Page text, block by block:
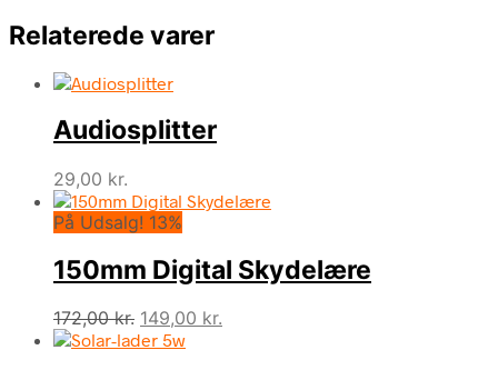
Relaterede varer
Audiosplitter
29,00 kr.
På Udsalg! 13%
150mm Digital Skydelære
172,00kr. Den
oprindelige
149,00 kr.